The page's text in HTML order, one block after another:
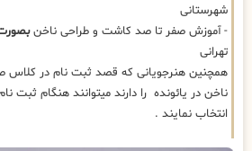
شهرستانی
- آموزش صفر تا صد کاشت و طراحی ناخن
تهرانی
همچنین هنرجویانی که قصد ثبت نام در کلاس
ناخن در یائونده را دارند میتوانند هنگام ثبت
انتخاب نمایند .